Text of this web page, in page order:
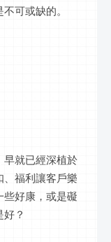
可或缺的。
早就已經深植於
、福利讓客戶樂
好康，或是礙
？